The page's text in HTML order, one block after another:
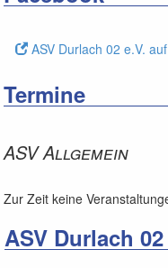
ASV Durlach 02 e.V.
Termine
ASV Allgemein
Zur Zeit keine
ASV Durlach 02